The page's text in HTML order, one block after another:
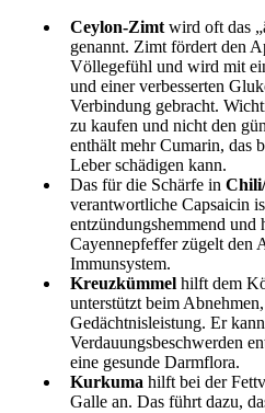
Ceylon-Zimt wird oft das
genannt. Zimt fördert den
Völlegefühl und wird mit
und einer verbesserten
Verbindung gebracht.
zu kaufen und nicht den
enthält mehr Cumarin, das
Leber schädigen kann.
Das für die Schärfe in
verantwortliche Capsaicin
entzündungshemmend und
Cayennepfeffer zügelt den
Immunsystem.
Kreuzkümmel hilft dem
unterstützt beim
Gedächtnisleistung. Er
Verdauungsbeschwerden
eine gesunde Darmflora.
Kurkuma hilft bei der
Galle an. Das führt dazu,